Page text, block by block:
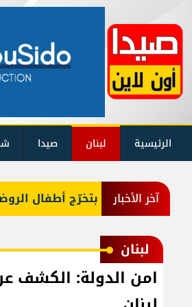
الرئيسية لبنان صيدا
آخر الأخبار
احتفالًا بتخرّج أطفال الروضة
لبنان
امن الدولة: الكشف